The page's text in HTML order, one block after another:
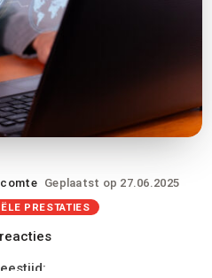
Geplaatst op 27.06.2025
PRESTATIES